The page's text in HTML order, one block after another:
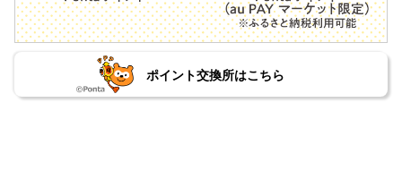
ポイント交換所はこちら